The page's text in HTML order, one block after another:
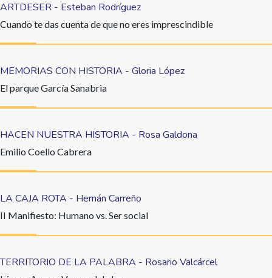
ARTDESER - Esteban Rodríguez
Cuando te das cuenta de que no eres imprescindible
MEMORIAS CON HISTORIA - Gloria López
El parque García Sanabria
HACEN NUESTRA HISTORIA - Rosa Galdona
Emilio Coello Cabrera
LA CAJA ROTA - Hernán Carreño
II Manifiesto: Humano vs. Ser social
TERRITORIO DE LA PALABRA - Rosario Valcárcel